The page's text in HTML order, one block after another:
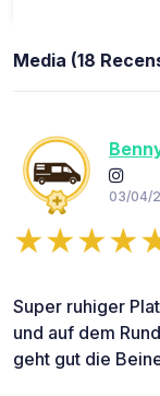
Media (18
03/04/
Super ruhiger
und auf dem
geht gut die